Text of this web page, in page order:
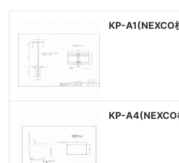
KP-A1(NEXCO
KP-A4(NEXCO